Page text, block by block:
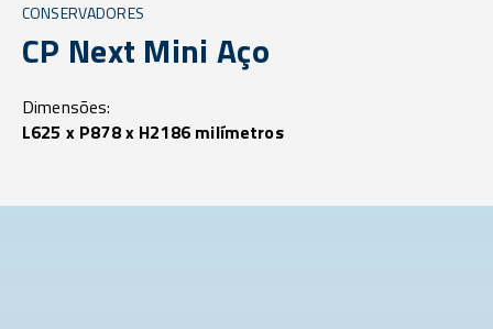
CONSERVADORES
CP Next Mini Aço
Dimensões:
L625 x P878 x H2186 milímetros